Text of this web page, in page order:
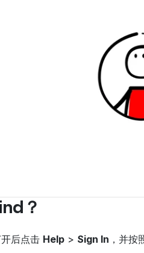
？
后点击 Help > Sign In ，并按